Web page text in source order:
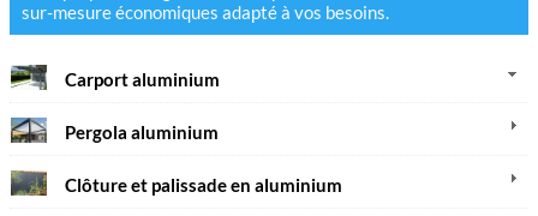
sur-mesure économiques adapté à vos besoins.
Carport aluminium
Pergola aluminium
Clôture et palissade en aluminium